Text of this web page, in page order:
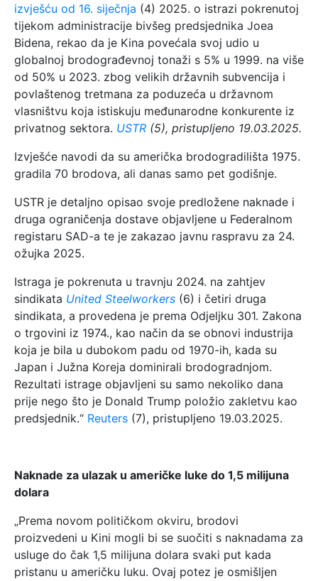
izvješću od 16. siječnja (4) 2025. o istrazi pokrenutoj
tijekom administracije bivšeg predsjednika Joea
Bidena, rekao da je Kina povećala svoj udio u
globalnoj brodograđevnoj tonaži s 5% u 1999. na više
od 50% u 2023. zbog velikih državnih subvencija i
povlaštenog tretmana za poduzeća u državnom
vlasništvu koja istiskuju međunarodne konkurente iz
privatnog sektora. USTR (5), pristupljeno 19.03.2025.
Izvješće navodi da su američka brodogradilišta 1975.
gradila 70 brodova, ali danas samo pet godišnje.
USTR je detaljno opisao svoje predložene naknade i
druga ograničenja dostave objavljene u Federalnom
registaru SAD-a te je zakazao javnu raspravu za 24.
ožujka 2025.
Istraga je pokrenuta u travnju 2024. na zahtjev
sindikata United Steelworkers (6) i četiri druga
sindikata, a provedena je prema Odjeljku 301. Zakona
o trgovini iz 1974., kao način da se obnovi industrija
koja je bila u dubokom padu od 1970-ih, kada su
Japan i Južna Koreja dominirali brodogradnjom.
Rezultati istrage objavljeni su samo nekoliko dana
prije nego što je Donald Trump položio zakletvu kao
predsjednik.“ Reuters (7), pristupljeno 19.03.2025.
Naknade za ulazak u američke luke do 1,5 milijuna
dolara
„Prema novom političkom okviru, brodovi
proizvedeni u Kini mogli bi se suočiti s naknadama za
usluge do čak 1,5 milijuna dolara svaki put kada
pristanu u američku luku. Ovaj potez je osmišljen